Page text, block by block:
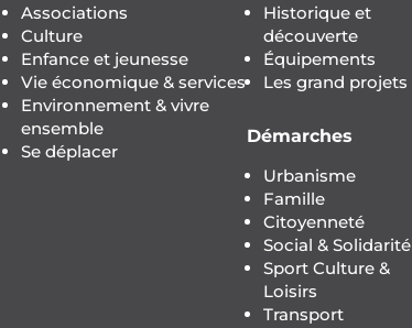
Associations
Culture
Enfance et jeunesse
Vie économique & services
Environnement & vivre
ensemble
Se déplacer
Historique et
découverte
Équipements
Les grand projets
Démarches
Urbanisme
Famille
Citoyenneté
Social & Solidarité
Sport Culture &
Loisirs
Transport